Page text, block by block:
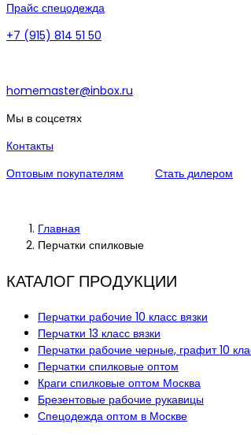
Прайс спецодежда
+7 (915) 814 51 50
homemaster@inbox.ru
Мы в соцсетях
Контакты
Оптовым покупателям
Стать дилером
Главная
Перчатки спилковые
КАТАЛОГ ПРОДУКЦИИ
Перчатки рабочие 10 класс вязки
Перчатки 13 класс вязки
Перчатки рабочие черные, графит 10
Перчатки спилковые оптом
Краги спилковые оптом Москва
Брезентовые рабочие рукавицы
Спецодежда оптом в Москве